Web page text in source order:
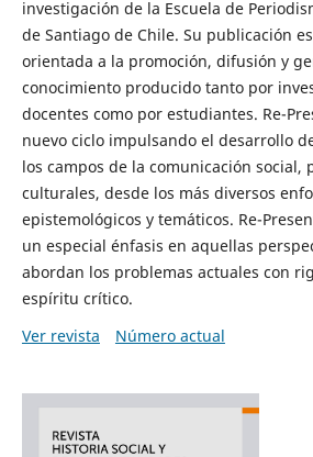
investigación de la Escuela de
de Santiago de Chile. Su publicación
orientada a la promoción, difusión y
conocimiento producido tanto por
docentes como por estudiantes. Re-
nuevo ciclo impulsando el desarrollo
los campos de la comunicación social,
culturales, desde los más diversos
epistemológicos y temáticos. Re-
un especial énfasis en aquellas
abordan los problemas actuales con
espíritu crítico.
Ver revista
Número actual